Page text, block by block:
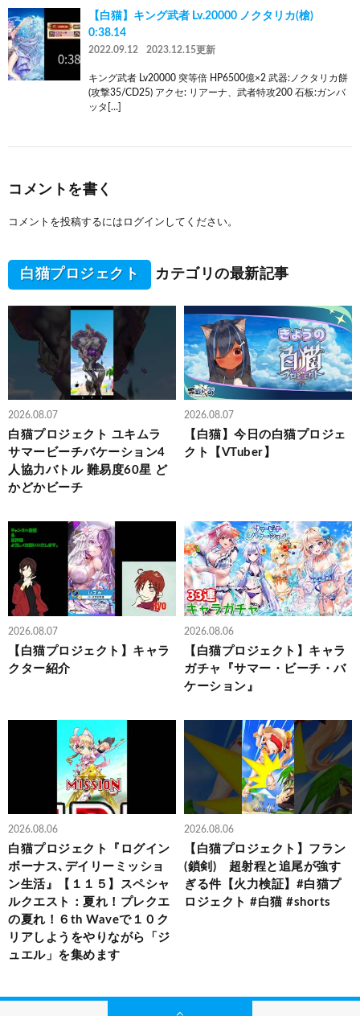
【白猫】キング武者 Lv.20000 ノクタリカ(槍)
0:38.14
2022.09.12 2023.12.15更新
キング武者 Lv20000 突等倍 HP6500億×2 武器:ノクタリカ餅
(攻撃35/CD25) アクセ: リアーナ、武者特攻200 石板:ガンバ
ッタ[…]
コメントを書く
コメントを投稿するには ログイン してください。
白猫プロジェクト カテゴリの最新記事
2026.08.07
白猫プロジェクト ユキムラ
サマービーチバケーション4
人協力バトル 難易度60星 ど
かどかビーチ
2026.08.07
【白猫】今日の白猫プロジェ
クト【VTuber】
2026.08.07
【白猫プロジェクト】キャラ
クター紹介
2026.08.06
【白猫プロジェクト】キャラ
ガチャ『サマー・ビーチ・バ
ケーション』
2026.08.06
白猫プロジェクト『ログイン
ボーナス､デイリーミッショ
ン生活』【１１５】スペシャ
ルクエスト：夏れ！プレクエ
の夏れ！６th Waveで１０ク
リアしようをやりながら「ジ
ュエル」を集めます
2026.08.06
【白猫プロジェクト】フラン
(鎖剣) 超射程と追尾が強す
ぎる件【火力検証】#白猫プ
ロジェクト #白猫 #shorts